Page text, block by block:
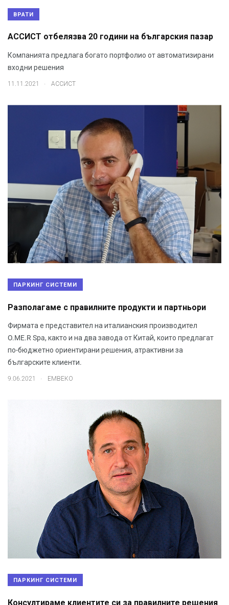
ВРАТИ
АССИСТ отбелязва 20 гoдини на българския пазар
Компанията предлага богато портфолио от автоматизирани
входни решения
11.11.2021 АССИСТ
ПАРКИНГ СИСТЕМИ
Разполагаме с правилните продукти и партньори
Фирмата е представител на италианския производител
O.ME.R Spa, както и на два завода от Китай, които предлагат
по-бюджетно ориентирани решения, атрактивни за
българските клиенти.
9.06.2021 . ЕМВЕКО
ПАРКИНГ СИСТЕМИ
Консултираме клиентите си за правилните решения